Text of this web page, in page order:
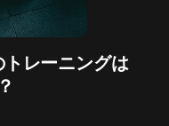
レーニングは